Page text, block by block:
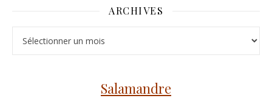
ARCHIVES
Salamandre